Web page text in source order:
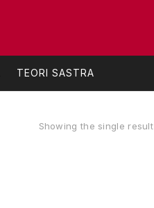
TEORI SASTRA
Showing the single result